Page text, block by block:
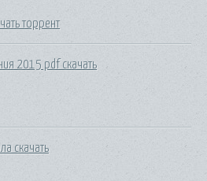
торрент
2015 pdf скачать
скачать